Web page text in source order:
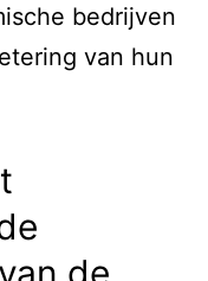
bedrijven
van hun